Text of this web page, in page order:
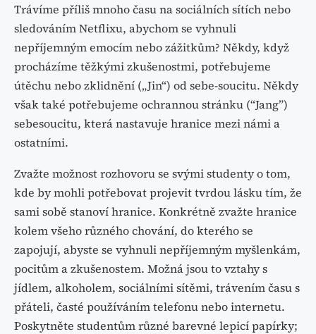
Trávíme příliš mnoho času na sociálních sítích nebo
sledováním Netflixu, abychom se vyhnuli
nepříjemným emocím nebo zážitkům? Někdy, když
procházíme těžkými zkušenostmi, potřebujeme
útěchu nebo zklidnění („Jin“) od sebe-soucitu. Někdy
však také potřebujeme ochrannou stránku (“Jang”)
sebesoucitu, která nastavuje hranice mezi námi a
ostatními.
Zvažte možnost rozhovoru se svými studenty o tom,
kde by mohli potřebovat projevit tvrdou lásku tím, že
sami sobě stanoví hranice. Konkrétně zvažte hranice
kolem všeho různého chování, do kterého se
zapojují, abyste se vyhnuli nepříjemným myšlenkám,
pocitům a zkušenostem. Možná jsou to vztahy s
jídlem, alkoholem, sociálními sítěmi, trávením času s
přáteli, časté používáním telefonu nebo internetu.
Poskytněte studentům různé barevné lepicí papírky;